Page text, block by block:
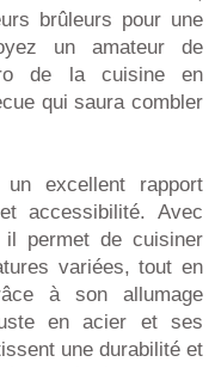
brûleurs pour une
un amateur de
de la cuisine en
qui saura combler
un excellent rapport
accessibilité. Avec
il permet de cuisiner
variées, tout en
à son allumage
en acier et ses
une durabilité et